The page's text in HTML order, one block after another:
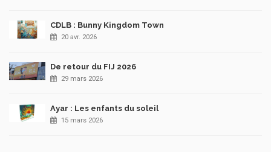
CDLB : Bunny Kingdom Town
20 avr. 2026
De retour du FIJ 2026
29 mars 2026
Ayar : Les enfants du soleil
15 mars 2026